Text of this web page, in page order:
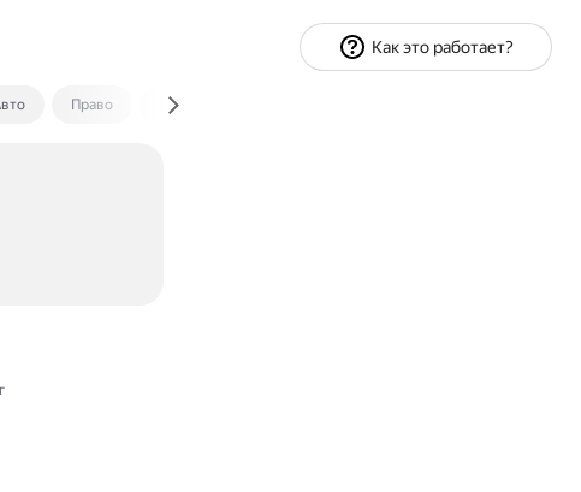
Право Экономика и финансы
Как это работает?